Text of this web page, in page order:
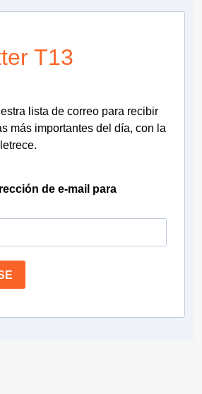
T13
lista de correo para recibir
más importantes del día, con la
de e-mail para